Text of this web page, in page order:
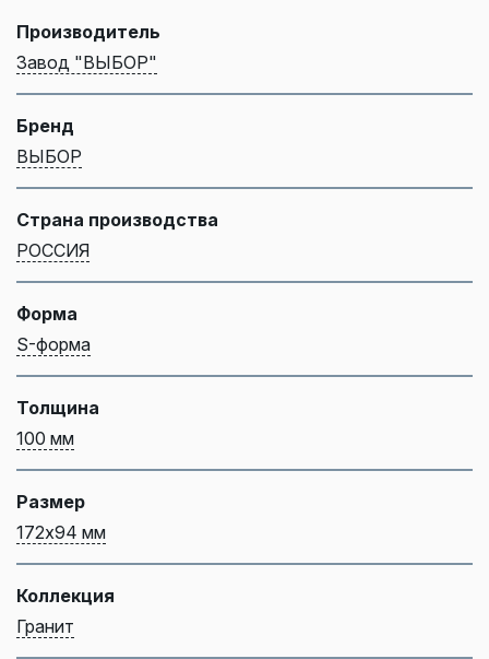
Производитель
Завод "ВЫБОР"
Бренд
ВЫБОР
Страна производства
РОССИЯ
Форма
S-форма
Толщина
100 мм
Размер
172х94 мм
Коллекция
Гранит